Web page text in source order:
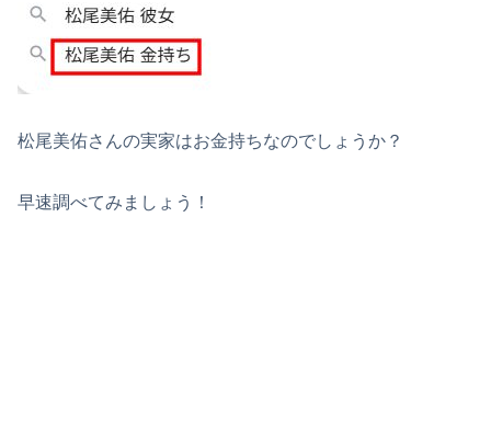
松尾美佑さんの実家はお金持ちなのでしょうか？
早速調べてみましょう！